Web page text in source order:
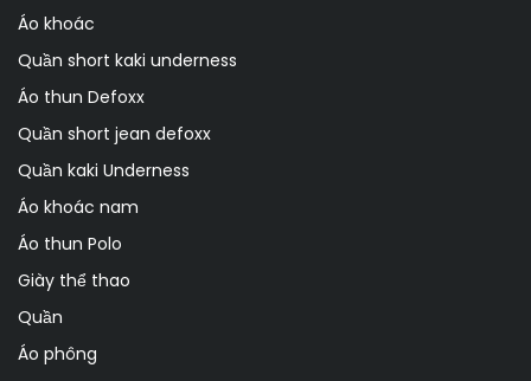
Áo khoác
Quần short kaki underness
Áo thun Defoxx
Quần short jean defoxx
Quần kaki Underness
Áo khoác nam
Áo thun Polo
Giày thể thao
Quần
Áo phông